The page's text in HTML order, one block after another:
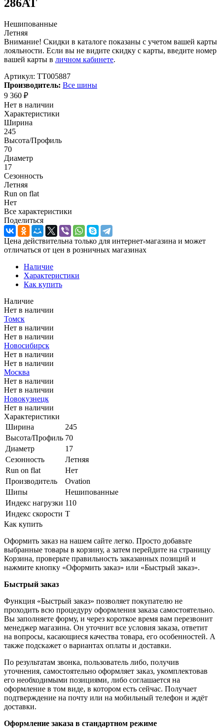
286AT
Нешипованные
Летняя
Внимание! Скидки в каталоге показаны с учетом вашей карты
лояльности. Если вы не видите скидку с карты, введите номер
вашей карты в личном кабинете.
Артикул: TT005887
Производитель: Все шины
9 360 ₽
Нет в наличии
Характеристики
Ширина
245
Высота/Профиль
70
Диаметр
17
Сезонность
Летняя
Run on flat
Нет
Все характеристики
Поделиться
Цена действительна только для интернет-магазина и может
отличаться от цен в розничных магазинах
Наличие
Характеристики
Как купить
Наличие
Нет в наличии
Томск
Нет в наличии
Нет в наличии
Новосибирск
Нет в наличии
Нет в наличии
Москва
Нет в наличии
Нет в наличии
Новокузнецк
Нет в наличии
Характеристики
Ширина
245
Высота/Профиль 70
Диаметр
17
Сезонность
Летняя
Run on flat
Нет
Производитель
Ovation
Шипы
Нешипованные
Индекс нагрузки 110
Индекс скорости T
Как купить
Оформить заказ на нашем сайте легко. Просто добавьте
выбранные товары в корзину, а затем перейдите на страницу
Корзина, проверьте правильность заказанных позиций и
нажмите кнопку «Оформить заказ» или «Быстрый заказ».
Быстрый заказ
Функция «Быстрый заказ» позволяет покупателю не
проходить всю процедуру оформления заказа самостоятельно.
Вы заполняете форму, и через короткое время вам перезвонит
менеджер магазина. Он уточнит все условия заказа, ответит
на вопросы, касающиеся качества товара, его особенностей. А
также подскажет о вариантах оплаты и доставки.
По результатам звонка, пользователь либо, получив
уточнения, самостоятельно оформляет заказ, укомплектовав
его необходимыми позициями, либо соглашается на
оформление в том виде, в котором есть сейчас. Получает
подтверждение на почту или на мобильный телефон и ждёт
доставки.
Оформление заказа в стандартном режиме